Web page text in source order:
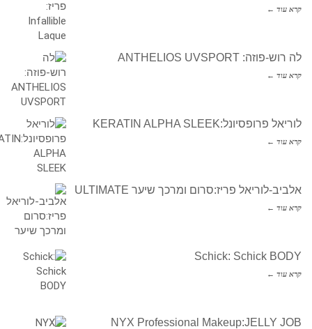
קרא עוד ←
לה רוש-פוזה: ANTHELIOS UVSPORT
קרא עוד ←
לוריאל פרופסיונל:KERATIN ALPHA SLEEK
קרא עוד ←
אלביב-לוריאל פריז:סרום ומרכך שיער ULTIMATE
קרא עוד ←
Schick: Schick BODY
קרא עוד ←
NYX Professional Makeup:JELLY JOB